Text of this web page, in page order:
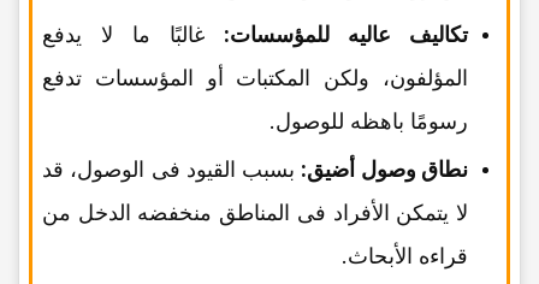
تکالیف عالیه للمؤسسات: غالبًا ما لا یدفع
المؤلفون، ولکن المکتبات أو المؤسسات تدفع
رسومًا باهظه للوصول.
نطاق وصول أضیق: بسبب القیود فی الوصول، قد
لا یتمکن الأفراد فی المناطق منخفضه الدخل من
قراءه الأبحاث.